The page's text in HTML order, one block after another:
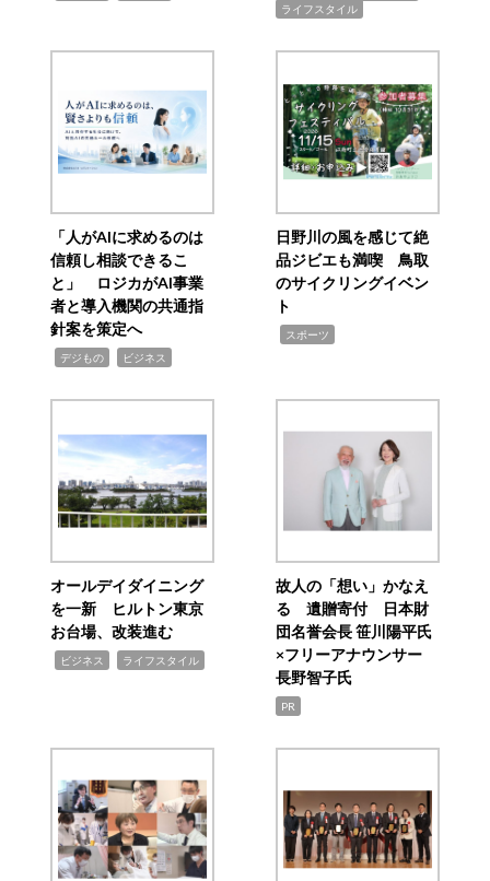
ライフスタイル
「人がAIに求めるのは
信頼し相談できるこ
と」 ロジカがAI事業
者と導入機関の共通指
針案を策定へ
デジもの ビジネス
日野川の風を感じて絶
品ジビエも満喫 鳥取
のサイクリングイベン
ト
スポーツ
オールデイダイニング
を一新 ヒルトン東京
お台場、改装進む
ビジネス ライフスタイル
故人の「想い」かなえ
る 遺贈寄付 日本財
団名誉会長 笹川陽平氏
×フリーアナウンサー
長野智子氏
PR